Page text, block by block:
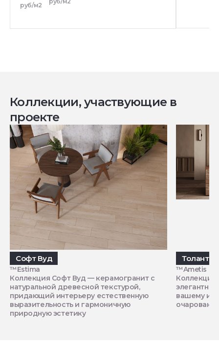
руб/м2
Коллекции, участвующие в
проекте
Софт Вуд
™Estima
Коллекция Софт Вуд — керамогранит с
натуральной древесной текстурой,
придающий интерьеру естественную
выразительность и гармоничную
природную эстетику
Толанто
™Ametis by
Коллекция
вашему